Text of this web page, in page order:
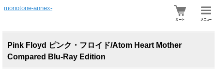
monotone-annex-
Pink Floyd ピンク・フロイド/Atom Heart Mother
Compared Blu-Ray Edition